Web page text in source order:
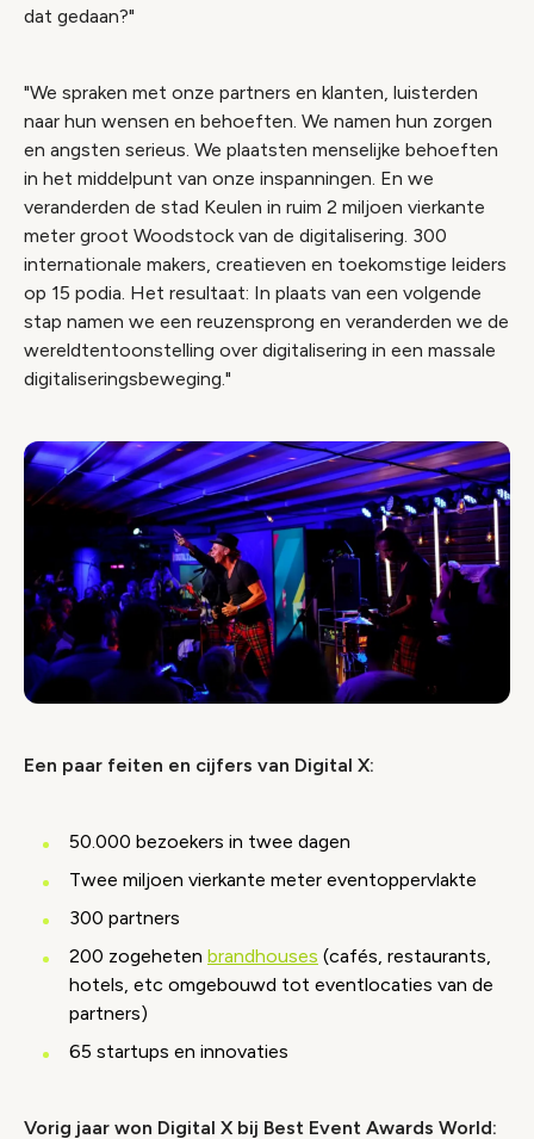
dat gedaan?"
"We spraken met onze partners en klanten, luisterden
naar hun wensen en behoeften. We namen hun zorgen
en angsten serieus. We plaatsten menselijke behoeften
in het middelpunt van onze inspanningen. En we
veranderden de stad Keulen in ruim 2 miljoen vierkante
meter groot Woodstock van de digitalisering. 300
internationale makers, creatieven en toekomstige leiders
op 15 podia. Het resultaat: In plaats van een volgende
stap namen we een reuzensprong en veranderden we de
wereldtentoonstelling over digitalisering in een massale
digitaliseringsbeweging."
Een paar feiten en cijfers van Digital X:
50.000 bezoekers in twee dagen
Twee miljoen vierkante meter eventoppervlakte
300 partners
200 zogeheten brandhouses (cafés, restaurants,
hotels, etc omgebouwd tot eventlocaties van de
partners)
65 startups en innovaties
Vorig jaar won Digital X bij Best Event Awards World: